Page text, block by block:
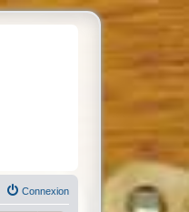
Connexion